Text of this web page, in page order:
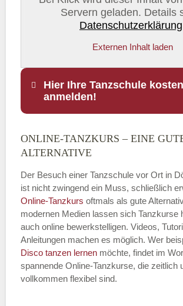
Servern geladen. Details
Datenschutzerklärung
Externen Inhalt laden
Hier Ihre Tanzschule
anmelden!
Name
E-Mail*
Name der Tanzschule
ONLINE-TANZKURS – EINE
ALTERNATIVE
Der Besuch einer Tanzschule vor Ort in
ist nicht zwingend ein Muss, schließlich
Online-Tanzkurs oftmals als gute
modernen Medien lassen sich Tanzkurse
auch online bewerkstelligen. Videos,
Anleitungen machen es möglich. Wer
Disco tanzen lernen möchte, findet im
spannende Online-Tanzkurse, die zeitlich
vollkommen flexibel sind.